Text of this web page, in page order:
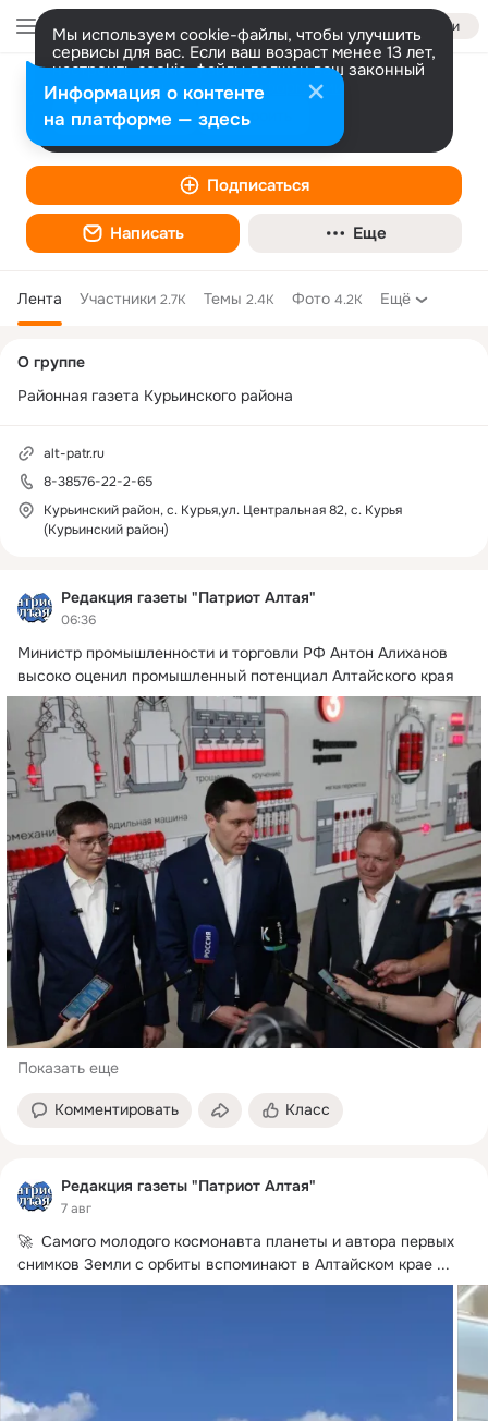
Войти
Мы используем cookie-файлы, чтобы улучшить
сервисы для вас. Если ваш возраст менее 13 лет,
настроить cookie-файлы должен ваш законный
представитель. Больше информации
Разрешить все Настроить
Редакция газеты "Патриот Алтая"
Госорганизация • Иное
Подписаться
Написать Еще
Лента Участники 2.7K Темы 2.4K Фото 4.2K Ещё
Редакция газеты "Патриот Алтая"
06:36
Министр промышленности и торговли РФ Антон Алиханов
высоко оценил промышленный потенциал Алтайского края
Показать еще
Комментировать Класс
Редакция газеты "Патриот Алтая"
7 авг
🚀  Самого молодого космонавта планеты и автора первых
снимков Земли с орбиты вспоминают в Алтайском крае ...
колонка
О группе
Районная газета Курьинского района
alt-patr.ru
8-38576-22-2-65
Курьинский район, с. Курья,ул. Центральная 82, с. Курья
(Курьинский район)
Информация о контенте
на платформе — здесь